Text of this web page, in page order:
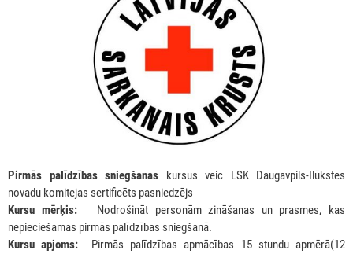
Pirmās palīdzības sniegšanas
kursus veic LSK Daugavpils-Ilūkstes
novadu komitejas sertificēts pasniedzējs
Kursu mērķis:Nodrošināt personām zināšanas un prasmes, kas
nepieciešamas pirmās palīdzības sniegšanā.
Kursu apjoms: Pirmās palīdzības apmācības 15 stundu apmērā(12